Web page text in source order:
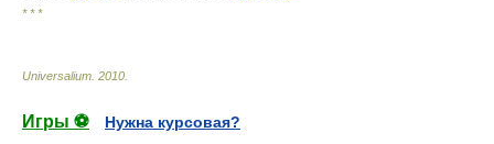
* * *
Universalium 2010
Игры ⚽
Нужна курсовая?